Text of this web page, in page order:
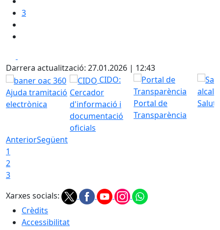
3
Darrera actualització: 27.01.2026 | 12:43
Ajuda tramitació
electrònica
CIDO:
Cercador
d'informació i
documentació
oficials
Portal de
Transparència
AnteriorSegüent
1
2
3
Xarxes socials:
Crèdits
Accessibilitat